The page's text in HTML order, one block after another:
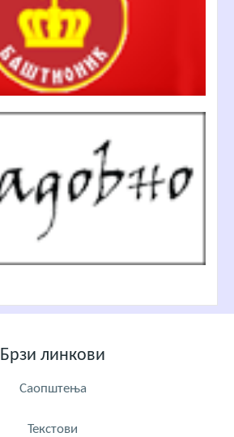
Брзи линкови
Саопштења
Текстови